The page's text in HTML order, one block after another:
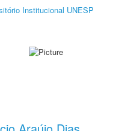
Institucional UNESP